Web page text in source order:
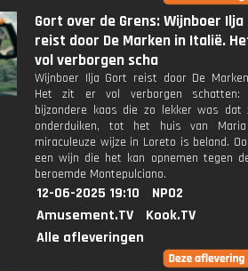
Gort over de Grens: Wijnboer Ilja
reist door De Marken in Italië.
vol verborgen scha
Wijnboer Ilja Gort reist door De
Het zit er vol verborgen schatten:
bijzondere kaas die zo lekker was dat
onderduiken, tot het huis van
miraculeuze wijze in Loreto is beland.
een wijn die het kan opnemen tegen
beroemde Montepulciano.
12-06-2025 19:10
NPO2
Amusement.TV
Kook.TV
Alle afleveringen